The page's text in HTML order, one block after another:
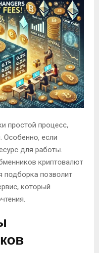
простой процесс,
Особенно, если
для работы.
криптовалют
подборка позволит
который